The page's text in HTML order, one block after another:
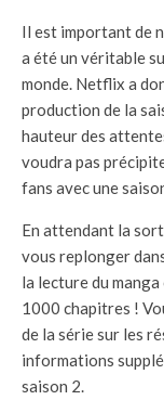
Il est important de
a été un véritable
monde. Netflix a
production de la
hauteur des
voudra pas
fans avec une
En attendant la
vous replonger
la lecture du
1000 chapitres !
de la série sur les
informations
saison 2.